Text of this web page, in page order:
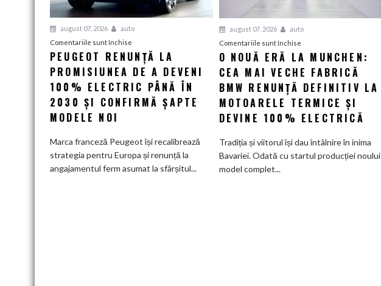
august 07, 2026
auto
Comentariile sunt închise
Peugeot
renunță
la
promisiunea
de
electric
PEUGEOT RENUNȚĂ LA
PROMISIUNEA DE A DEVENI
100% ELECTRIC PÂNĂ ÎN
2030 ȘI CONFIRMĂ ȘAPTE
MODELE NOI
Marca franceză Peugeot își recalibrează
strategia pentru Europa și renunță la
angajamentul ferm asumat la sfârșitul...
august 07, 2026
auto
Comentariile sunt închisepentru
O
nouă
eră
Munchen:
Cea
fabrică
O NOUĂ ERĂ LA MUNCHEN:
CEA MAI VECHE FABRICĂ
BMW RENUNȚĂ DEFINITIV LA
MOTOARELE TERMICE ȘI
DEVINE 100% ELECTRICĂ
Tradiția și viitorul își dau întâlnire în inima
Bavariei. Odată cu startul producției noului
model complet...